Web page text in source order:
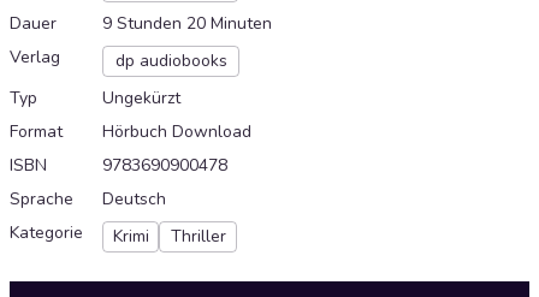
Dauer
9 Stunden 20 Minuten
Verlag
dp audiobooks
Typ
Ungekürzt
Format
Hörbuch Download
ISBN
9783690900478
Sprache
Deutsch
Kategorie
Krimi Thriller